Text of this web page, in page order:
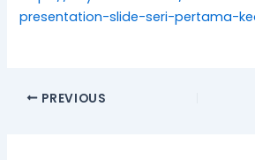
presentation-slide-seri-pertama-
PREVIOUS